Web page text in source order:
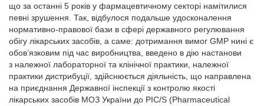
що за останні 5 років у фармацевтичному секторі намітилися
певні зрушення. Так, відбулося подальше удосконалення
нормативно-правової бази в сфері державного регулювання
обігу лікарських засобів, а саме: дотримання вимог GMP нині є
обов’язковим під час виробництва, введено в дію настанови
з належної лабораторної та клінічної практики, належної
практики дистрибуції, здійснюється діяльність, що направлена
на приєднання Державної інспекції з контролю якості
лікарських засобів МОЗ України до PIC/S (Pharmaceutical